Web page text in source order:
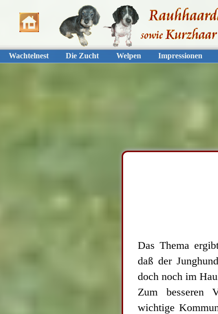
Wachtelnest Die Zucht Welpen Impressionen
Das Thema
daß der
doch noch im
Zum besseren
wichtige